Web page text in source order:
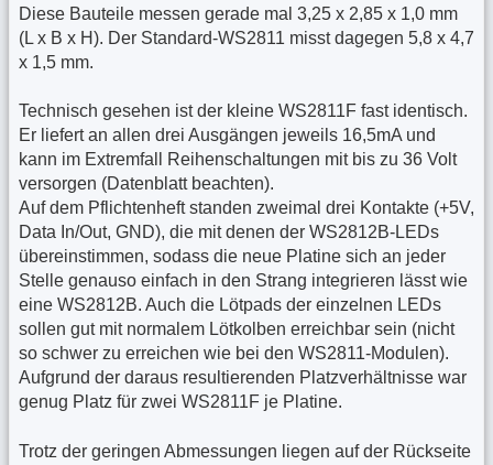
Diese Bauteile messen gerade mal 3,25 x 2,85 x 1,0 mm
(L x B x H). Der Standard-WS2811 misst dagegen 5,8 x 4,7
x 1,5 mm.
Technisch gesehen ist der kleine WS2811F fast identisch.
Er liefert an allen drei Ausgängen jeweils 16,5mA und
kann im Extremfall Reihenschaltungen mit bis zu 36 Volt
versorgen (Datenblatt beachten).
Auf dem Pflichtenheft standen zweimal drei Kontakte (+5V,
Data In/Out, GND), die mit denen der WS2812B-LEDs
übereinstimmen, sodass die neue Platine sich an jeder
Stelle genauso einfach in den Strang integrieren lässt wie
eine WS2812B. Auch die Lötpads der einzelnen LEDs
sollen gut mit normalem Lötkolben erreichbar sein (nicht
so schwer zu erreichen wie bei den WS2811-Modulen).
Aufgrund der daraus resultierenden Platzverhältnisse war
genug Platz für zwei WS2811F je Platine.
Trotz der geringen Abmessungen liegen auf der Rückseite